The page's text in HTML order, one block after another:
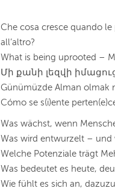
Che cosa cresce quando
all’altro?
What is being uprooted –
Մի քանի լեզվի
Günümüzde Alman olmak
Cómo se s(i)ente
Was wächst, wenn
Was wird entwurzelt – und
Welche Potenziale trägt
Was bedeutet es heute,
Wie fühlt es sich an,